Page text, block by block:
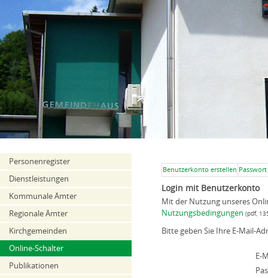
Personenregister
Dienstleistungen
Kommunale Ämter
Regionale Ämter
Kirchgemeinden
Online-Schalter
Publikationen
Benutzerkonto erstellen
Login mit Benutzerkonto
Mit der Nutzung unseres
Nutzungsbedingungen (pdf,
Bitte geben Sie Ihre E-Mail-
E-